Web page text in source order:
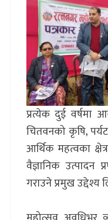
प्रत्येक दुई वर्षमा
चितवनको कृषि,
आर्थिक महत्वका
वैज्ञानिक उत्पादन
गराउने प्रमुख उद्देश्य